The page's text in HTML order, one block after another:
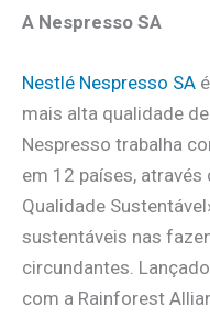
A Nespresso SA
Nestlé Nespresso SA
mais alta qualidade
Nespresso trabalha
em 12 países, através
Qualidade
sustentáveis nas
circundantes.
com a Rainforest